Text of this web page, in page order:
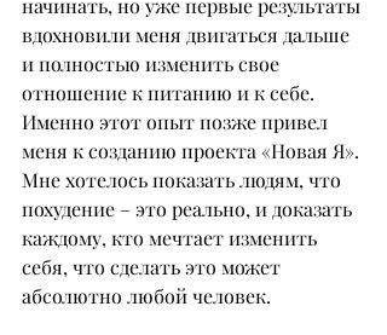
начинать, но уже первые результаты
вдохновили меня двигаться дальше
и полностью изменить свое
отношение к питанию и к себе.
Именно этот опыт позже привел
меня к созданию проекта «Новая Я».
Мне хотелось показать людям, что
похудение – это реально, и доказать
каждому, кто мечтает изменить
себя, что сделать это может
абсолютно любой человек.